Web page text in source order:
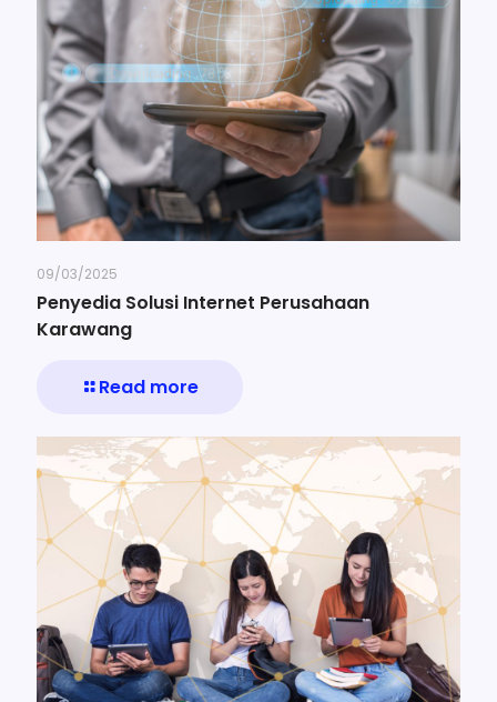
09/03/2025
Penyedia Solusi Internet Perusahaan
Karawang
Read more